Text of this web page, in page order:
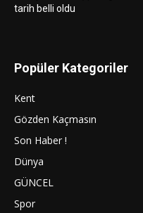
tarih belli oldu
Popüler Kategoriler
Kent
Gözden Kaçmasın
Son Haber !
Dünya
GÜNCEL
Spor